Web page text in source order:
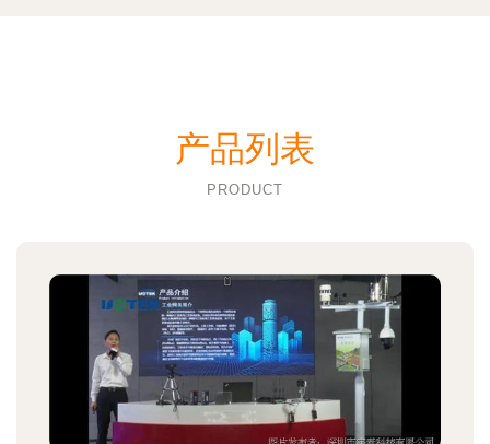
产品列表
PRODUCT